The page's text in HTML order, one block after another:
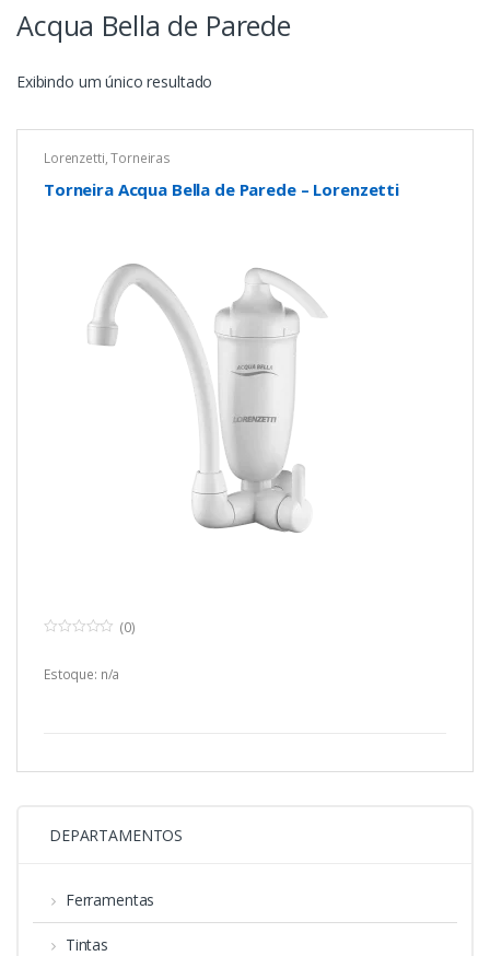
Acqua Bella de Parede
Exibindo um único resultado
Lorenzetti,Torneiras
Torneira Acqua Bella de Parede – Lorenzetti
u
(0)
Estoque: n/a
DEPARTAMENTOS
Ferramentas
Tintas